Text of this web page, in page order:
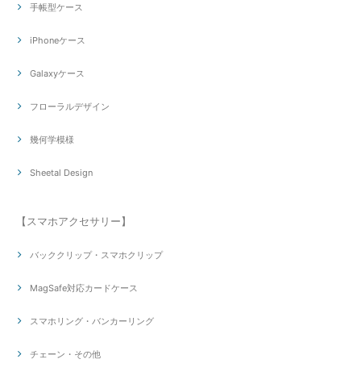
手帳型ケース
iPhoneケース
Galaxyケース
フローラルデザイン
幾何学模様
Sheetal Design
【スマホアクセサリー】
バッククリップ・スマホクリップ
MagSafe対応カードケース
スマホリング・バンカーリング
チェーン・その他